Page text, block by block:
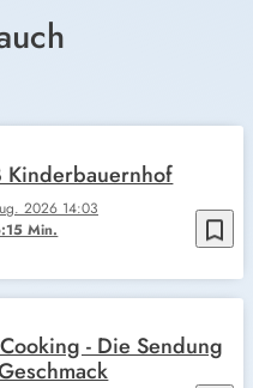
bookmark_border
2026 14:03
Min.
Kinderbauernhof
- Die Sendung